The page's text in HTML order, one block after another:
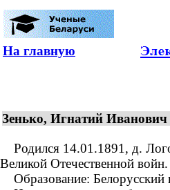
На главную
Зенько, Игнатий
Родился 14.01.1891, д.
Великой Отечественной войн.
Образование: Белорусский